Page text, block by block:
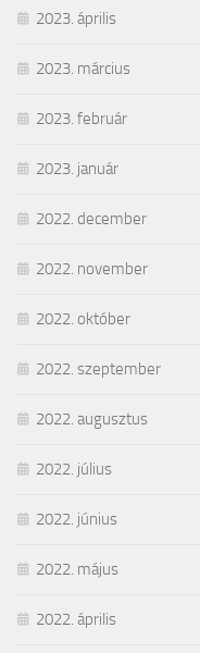
2023. április
2023. március
2023. február
2023. január
2022. december
2022. november
2022. október
2022. szeptember
2022. augusztus
2022. július
2022. június
2022. május
2022. április